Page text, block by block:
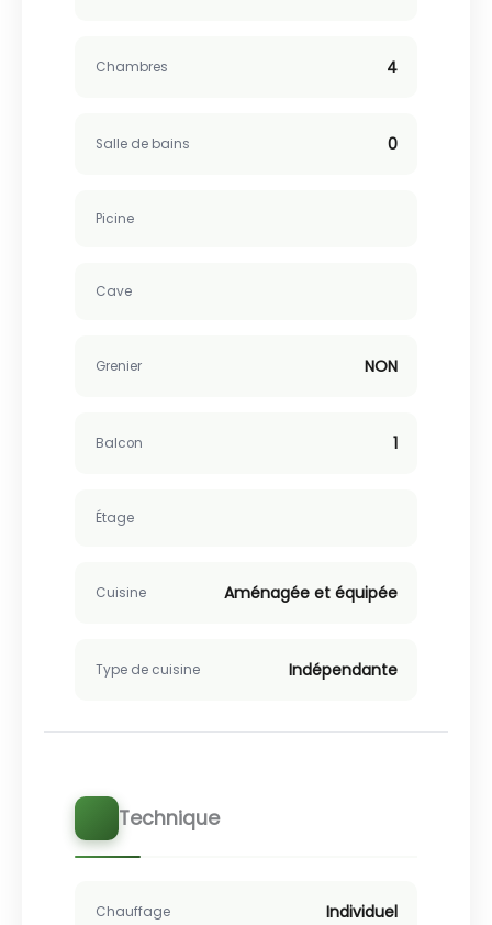
Chambres 4
Salle de bains 0
Picine
Cave
Grenier NON
Balcon 1
Étage
Cuisine Aménagée et équipée
Type de cuisine Indépendante
Technique
Chauffage Individuel